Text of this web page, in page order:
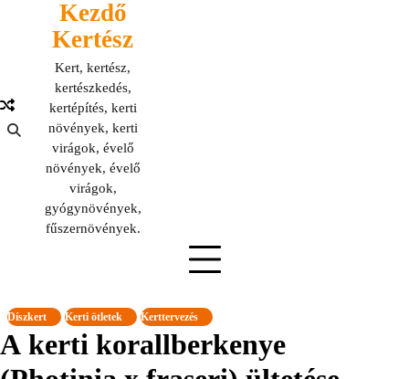
Kezdő
Kertész
Kert, kertész,
kertészkedés,
kertépítés, kerti
növények, kerti
virágok, évelő
növények, évelő
virágok,
gyógynövények,
fűszernövények.
Díszkert Kerti ötletek Kerttervezés
A kerti korallberkenye